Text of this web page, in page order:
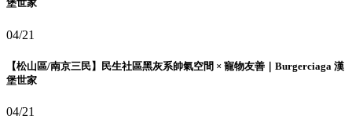
堡世家
04/21
【松山區/南京三民】民生社區黑灰系帥氣空間 × 寵物友善｜Burgerciaga 漢
堡世家
04/21